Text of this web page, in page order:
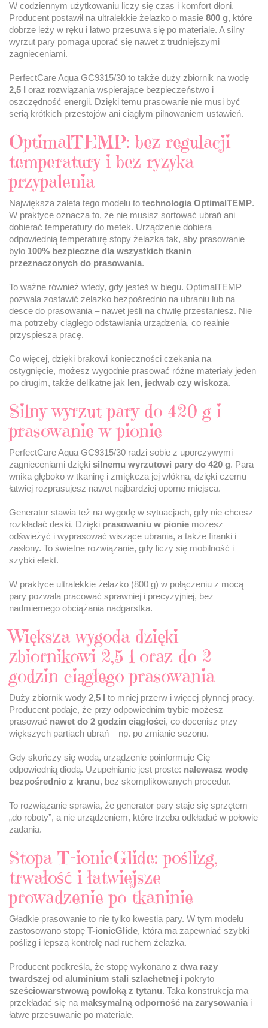
W codziennym użytkowaniu liczy się czas i komfort dłoni.
Producent postawił na ultralekkie żelazko o masie 800 g, które
dobrze leży w ręku i łatwo przesuwa się po materiale. A silny
wyrzut pary pomaga uporać się nawet z trudniejszymi
zagnieceniami.
PerfectCare Aqua GC9315/30 to także duży zbiornik na wodę
2,5 l oraz rozwiązania wspierające bezpieczeństwo i
oszczędność energii. Dzięki temu prasowanie nie musi być
serią krótkich przestojów ani ciągłym pilnowaniem ustawień.
OptimalTEMP: bez regulacji
temperatury i bez ryzyka
przypalenia
Największa zaleta tego modelu to technologia OptimalTEMP.
W praktyce oznacza to, że nie musisz sortować ubrań ani
dobierać temperatury do metek. Urządzenie dobiera
odpowiednią temperaturę stopy żelazka tak, aby prasowanie
było 100% bezpieczne dla wszystkich tkanin
przeznaczonych do prasowania.
To ważne również wtedy, gdy jesteś w biegu. OptimalTEMP
pozwala zostawić żelazko bezpośrednio na ubraniu lub na
desce do prasowania – nawet jeśli na chwilę przestaniesz. Nie
ma potrzeby ciągłego odstawiania urządzenia, co realnie
przyspiesza pracę.
Co więcej, dzięki brakowi konieczności czekania na
ostygnięcie, możesz wygodnie prasować różne materiały jeden
po drugim, także delikatne jak len, jedwab czy wiskoza.
Silny wyrzut pary do 420 g i
prasowanie w pionie
PerfectCare Aqua GC9315/30 radzi sobie z uporczywymi
zagnieceniami dzięki silnemu wyrzutowi pary do 420 g. Para
wnika głęboko w tkaninę i zmiękcza jej włókna, dzięki czemu
łatwiej rozprasujesz nawet najbardziej oporne miejsca.
Generator stawia też na wygodę w sytuacjach, gdy nie chcesz
rozkładać deski. Dzięki prasowaniu w pionie możesz
odświeżyć i wyprasować wiszące ubrania, a także firanki i
zasłony. To świetne rozwiązanie, gdy liczy się mobilność i
szybki efekt.
W praktyce ultralekkie żelazko (800 g) w połączeniu z mocą
pary pozwala pracować sprawniej i precyzyjniej, bez
nadmiernego obciążania nadgarstka.
Większa wygoda dzięki
zbiornikowi 2,5 l oraz do 2
godzin ciągłego prasowania
Duży zbiornik wody 2,5 l to mniej przerw i więcej płynnej pracy.
Producent podaje, że przy odpowiednim trybie możesz
prasować nawet do 2 godzin ciągłości, co docenisz przy
większych partiach ubrań – np. po zmianie sezonu.
Gdy skończy się woda, urządzenie poinformuje Cię
odpowiednią diodą. Uzupełnianie jest proste: nalewasz wodę
bezpośrednio z kranu, bez skomplikowanych procedur.
To rozwiązanie sprawia, że generator pary staje się sprzętem
„do roboty”, a nie urządzeniem, które trzeba odkładać w połowie
zadania.
Stopa T-ionicGlide: poślizg,
trwałość i łatwiejsze
prowadzenie po tkaninie
Gładkie prasowanie to nie tylko kwestia pary. W tym modelu
zastosowano stopę T-ionicGlide, która ma zapewniać szybki
poślizg i lepszą kontrolę nad ruchem żelazka.
Producent podkreśla, że stopę wykonano z dwa razy
twardszej od aluminium stali szlachetnej i pokryto
sześciowarstwową powłoką z tytanu. Taka konstrukcja ma
przekładać się na maksymalną odporność na zarysowania i
łatwe przesuwanie po materiale.